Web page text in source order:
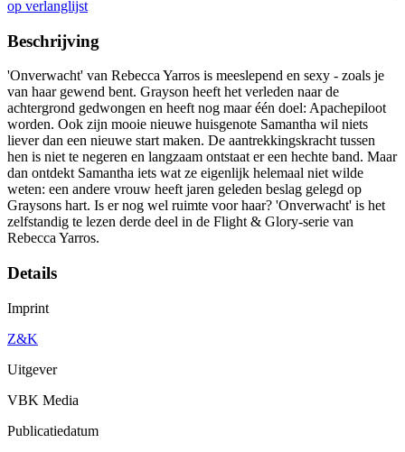
op verlanglijst
Beschrijving
'Onverwacht' van Rebecca Yarros is meeslepend en sexy - zoals je
van haar gewend bent. Grayson heeft het verleden naar de
achtergrond gedwongen en heeft nog maar één doel: Apachepiloot
worden. Ook zijn mooie nieuwe huisgenote Samantha wil niets
liever dan een nieuwe start maken. De aantrekkingskracht tussen
hen is niet te negeren en langzaam ontstaat er een hechte band. Maar
dan ontdekt Samantha iets wat ze eigenlijk helemaal niet wilde
weten: een andere vrouw heeft jaren geleden beslag gelegd op
Graysons hart. Is er nog wel ruimte voor haar? 'Onverwacht' is het
zelfstandig te lezen derde deel in de Flight & Glory-serie van
Rebecca Yarros.
Details
Imprint
Z&K
Uitgever
VBK Media
Publicatiedatum